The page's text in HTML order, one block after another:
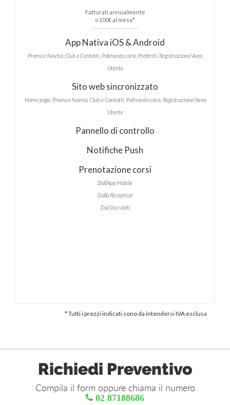
Fatturati annualmente
o 100€ al mese*
App Nativa iOS & Android
Promo e Novità, Club e Contatti, Palinsesto corsi, Preferiti, Registrazione/Area
Utente
Sito web sincronizzato
Home page, Promo e Novità, Club e Contatti, Palinsesto corsi, Registrazione/Area
Utente
Pannello di controllo
Notifiche Push
Prenotazione corsi
Dall’App Mobile
Dalla Reception
Dal Sito Web
* Tutti i prezzi indicati sono da intendersi IVA esclusa
Richiedi Preventivo
Compila il form oppure chiama il numero
02 87188686